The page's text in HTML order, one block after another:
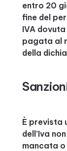
entro 20
fine del
IVA
pagata al
della
È prevista
dell’Iva
mancata